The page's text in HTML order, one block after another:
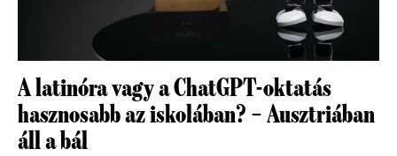
A latinóra vagy a ChatGPT-oktatás
hasznosabb az iskolában? – Ausztriában
áll a bál